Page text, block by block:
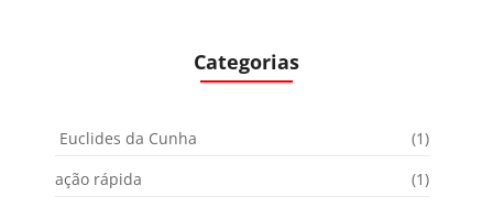
Categorias
Euclides da Cunha
(1)
ação rápida
(1)